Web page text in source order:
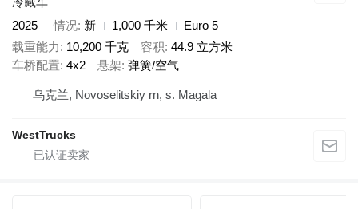
2025
情况 新 1,000 千米
Euro 5
载重能力
10,200 千克 容积 44.9 立方米
车桥配置 4x2 悬架 弹簧/空气
乌克兰, Novoselitskiy rn, s. Magala
WestTrucks